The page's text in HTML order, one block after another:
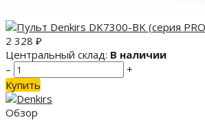
2 328 ₽
Центральный склад: В наличии
–
+
Купить
Обзор